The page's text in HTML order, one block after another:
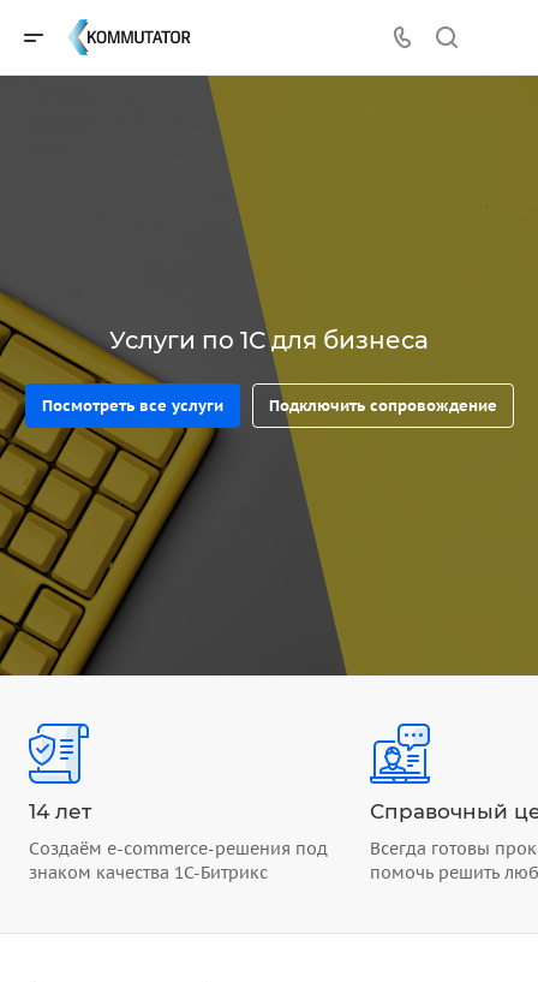
Услуги по 1С для бизнеса
Посмотреть все услуги Подключить сопровождение
14 лет
Создаём e-commerce-решения под
знаком качества 1С-Битрикс
Справочный
Всегда готовы
помочь решить